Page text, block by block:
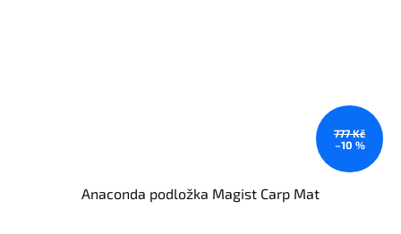
777 Kč
–10 %
Anaconda podložka Magist Carp Mat